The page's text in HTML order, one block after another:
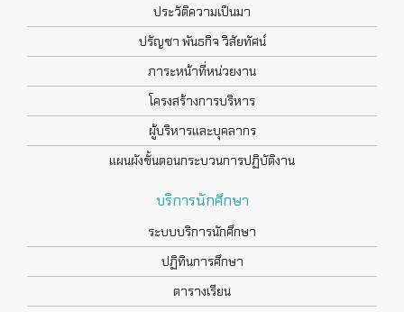
ประวัติความเป็นมา
ปรัญชา พันธกิจ วิสัยทัศน์
ภาระหน้าที่หน่วยงาน
โครงสร้างการบริหาร
ผู้บริหารและบุคลากร
แผนผังขั้นตอนกระบวนการปฏิบัติงาน
บริการนักศึกษา
ระบบบริการนักศึกษา
ปฏิทินการศึกษา
ตารางเรียน